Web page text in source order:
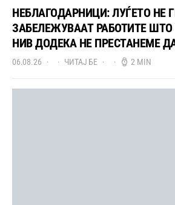
НЕБЛАГОДАРНИЦИ: ЛУЃЕТО НЕ
ЗАБЕЛЕЖУВААТ РАБОТИТЕ
НИВ ДОДЕКА НЕ ПРЕСТАНЕМЕ
06.08.26 ЧИТАЈ БЕ 2 MIN